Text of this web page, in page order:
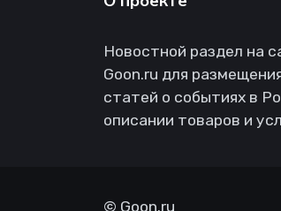
Новостной раздел на
Goon.ru для
статей о событиях в
описании товаров и
© Goon.ru